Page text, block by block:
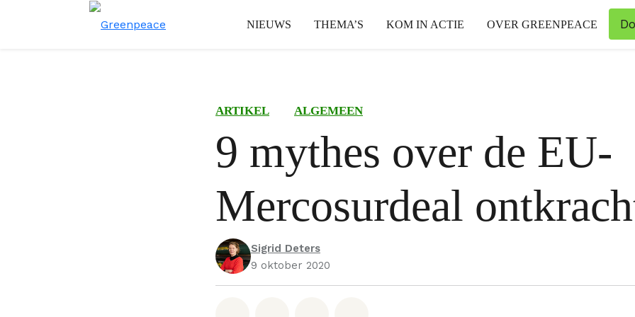
NIEUWS THEMA’S KOM IN ACTIE OVER GREENPEACE
ARTIKEL ALGEMEEN
9 mythes over de EU-
Mercosurdeal
Sigrid Deters
9 oktober 2020